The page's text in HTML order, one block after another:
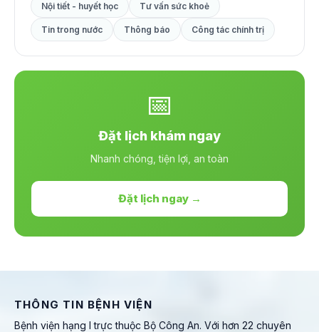
Nội tiết - huyết học Tư vấn sức khoẻ
Tin trong nước Thông báo Công tác chính trị
📅
Đặt lịch khám ngay
Nhanh chóng, tiện lợi, an toàn
Đặt lịch ngay →
THÔNG TIN BỆNH VIỆN
Bệnh viện hạng I trực thuộc Bộ Công An. Với hơn 22 chuyên